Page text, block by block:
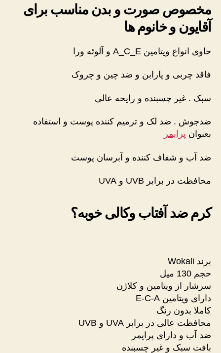
مخصوص صورت و بدن مناسب برای
آقایون و خانوم ها
حاوی انواع ویتامین A_C_E و آلوئه ورا
فاقد چربی و پارابن و ضد چین و چروک
سبک . غیر چسبنده و رایحه عالی
ضدجوش . ضد لک و ترمیم کننده پوست و استفاده
بعنوان پرایمر
ضد آب و شفاف کننده و آبرسان پوست
محافظت در برابر UVB و UVA
کرم ضد آفتاب وکالی خوبه؟
برند Wokali
حجم 130 میل
سرشار از ویتامین و کلاژن
دارای ویتامین E-C-A
کاملا بدون رنگ
محافظت عالی در برابر UVA و UVB
ضد آب و دارای پرایمر
بافت سبک و غیر چسبنده